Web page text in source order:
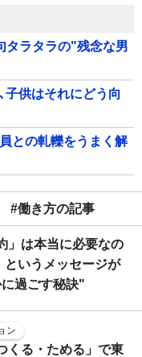
タラタラの"残念な男
子供はそれにどう向
との軋轢をうまく解
#働き方の記事
」は本当に必要なの
というメッセージが
過ごす秘訣"
ン
くる・ためる」で東